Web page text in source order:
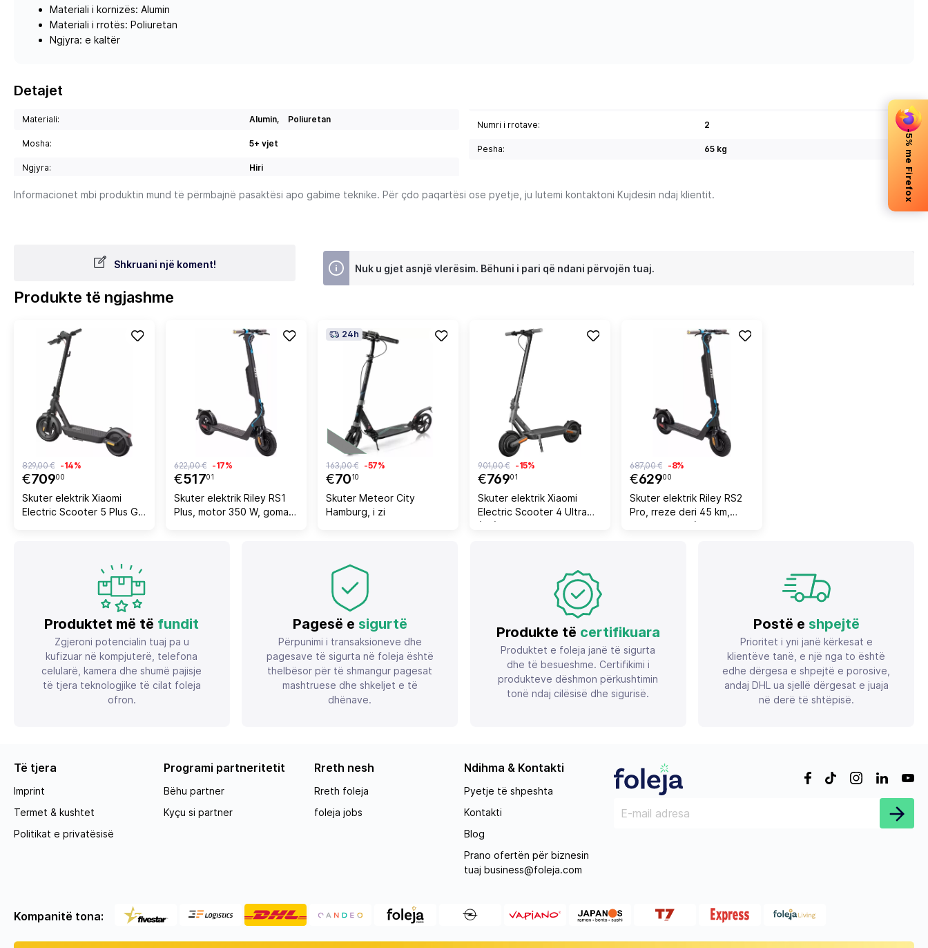
-5% me Firefox
Materiali i kornizës: Alumin
Materiali i rrotës: Poliuretan
Ngjyra: e kaltër
Detajet
Materiali: Alumin, Poliuretan
Mosha: 5+ vjet
Ngjyra: Hiri
Numri i rrotave: 2
Pesha: 65 kg
Informacionet mbi produktin mund të përmbajnë pasaktësi apo gabime teknike. Për çdo paqartësi ose pyetje, ju lutemi kontaktoni Kujdesin ndaj klientit.
Shkruani një koment! Nuk u gjet asnjë vlerësim. Bëhuni i pari që ndani përvojën tuaj.
Produkte të ngjashme
€70900
829,00 € -14%
Skuter elektrik Xiaomi
Electric Scooter 5 Plus GL,
€51701
622,00 € -17%
Skuter elektrik Riley RS1
Plus, motor 350 W, goma
24h
€7010
163,00 € -57%
Skuter Meteor City
Hamburg, i zi
€76901
901,00 € -15%
Skuter elektrik Xiaomi
Electric Scooter 4 Ultra
(EU) i zi
€62900
687,00 € -8%
Skuter elektrik Riley RS2
Pro, rreze deri 45 km,
motor 350 W (700 W
Produktet më të fundit
Zgjeroni potencialin tuaj pa u
kufizuar në kompjuterë, telefona
celularë, kamera dhe shumë pajisje
të tjera teknologjike të cilat foleja
ofron.
Pagesë e sigurtë
Përpunimi i transaksioneve dhe
pagesave të sigurta në foleja është
thelbësor për të shmangur pagesat
mashtruese dhe shkeljet e të
dhënave.
Produkte të certifikuara
Produktet e foleja janë të sigurta
dhe të besueshme. Certifikimi i
produkteve dëshmon përkushtimin
tonë ndaj cilësisë dhe sigurisë.
Postë e shpejtë
Prioritet i yni janë kërkesat e
klientëve tanë, e një nga to është
edhe dërgesa e shpejtë e porosive,
andaj DHL ua sjellë dërgesat e juaja
në derë të shtëpisë.
Të tjera
Imprint
Termet & kushtet
Politikat e privatësisë
Programi partneritetit
Bëhu partner
Kyçu si partner
Rreth nesh
Rreth foleja
foleja jobs
Ndihma & Kontakti
Pyetje të shpeshta
Kontakti
Blog
Prano ofertën për biznesin
tuaj business@foleja.com
Kompanitë tona: